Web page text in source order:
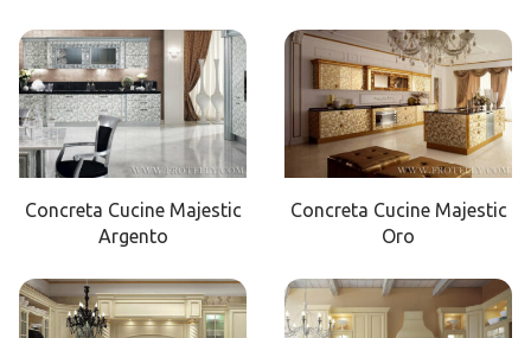
Concreta Cucine Majestic
Argento
Concreta Cucine Majestic
Oro